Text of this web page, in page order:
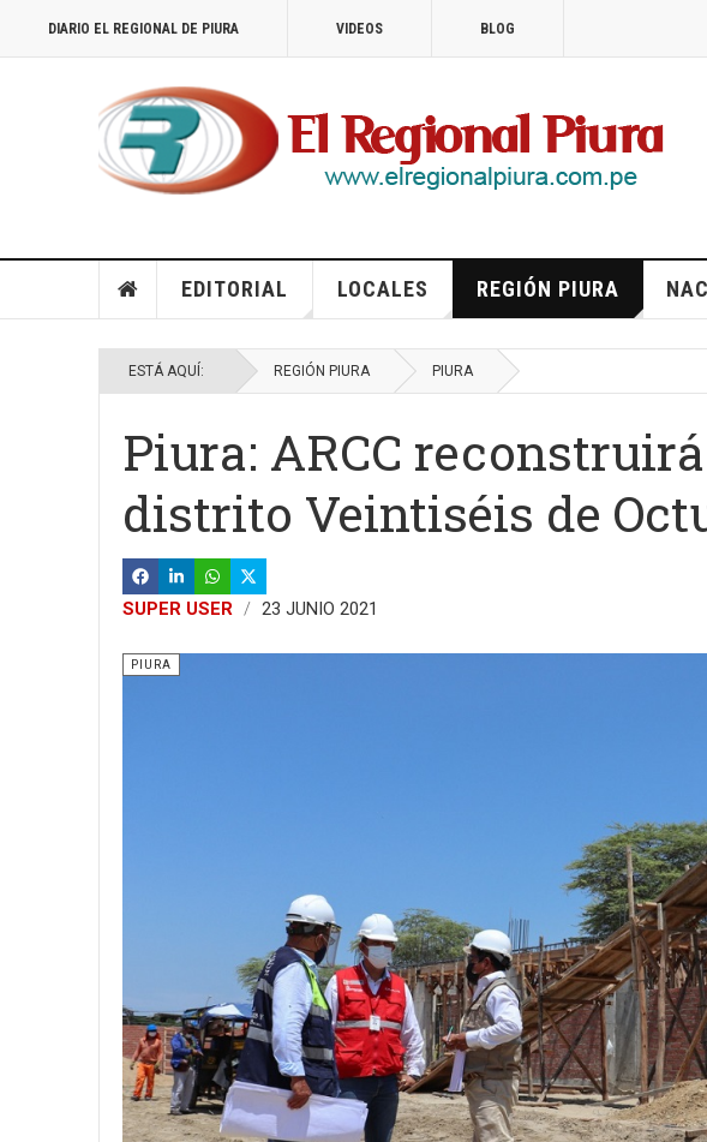
DIARIO EL REGIONAL DE PIURA VIDEOS BLOG
EDITORIAL LOCALES REGIÓN PIURA
ESTÁ AQUÍ: REGIÓN PIURA PIURA
Piura: ARCC
distrito Veintiséis de
SUPER USER 23 JUNIO 2021
PIURA